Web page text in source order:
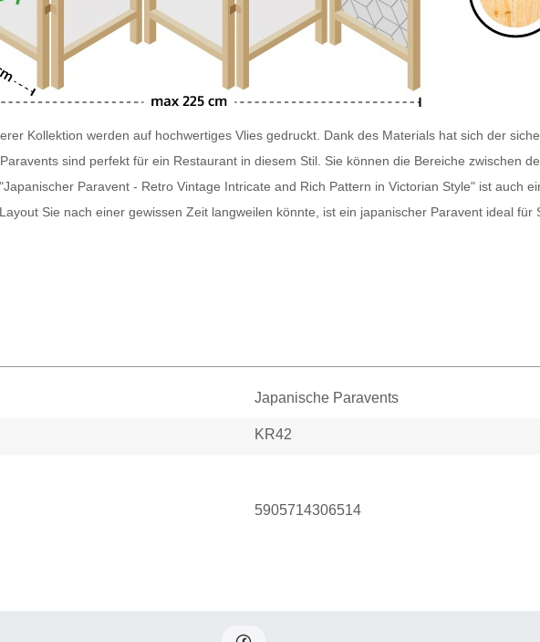
Kollektion werden auf hochwertiges Vlies gedruckt. Dank des Materials hat sich der
sind perfekt für ein Restaurant in diesem Stil. Sie können die Bereiche zwischen
"Japanischer Paravent - Retro Vintage Intricate and Rich Pattern in Victorian Style" ist auch
Sie nach einer gewissen Zeit langweilen könnte, ist ein japanischer Paravent ideal für
Japanische Paravents
KR42
5905714306514